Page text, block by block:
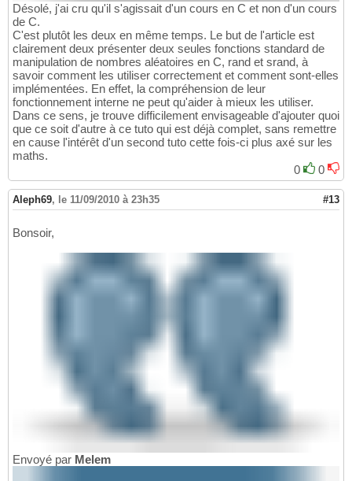
Désolé, j'ai cru qu'il s'agissait d'un cours en C et non d'un cours
de C.
C'est plutôt les deux en même temps. Le but de l'article est
clairement deux présenter deux seules fonctions standard de
manipulation de nombres aléatoires en C, rand et srand, à
savoir comment les utiliser correctement et comment sont-elles
implémentées. En effet, la compréhension de leur
fonctionnement interne ne peut qu'aider à mieux les utiliser.
Dans ce sens, je trouve difficilement envisageable d'ajouter quoi
que ce soit d'autre à ce tuto qui est déjà complet, sans remettre
en cause l'intérêt d'un second tuto cette fois-ci plus axé sur les
maths.
0
0
Aleph69, le 11/09/2010 à 23h35 #13
Bonsoir,
Envoyé par Melem